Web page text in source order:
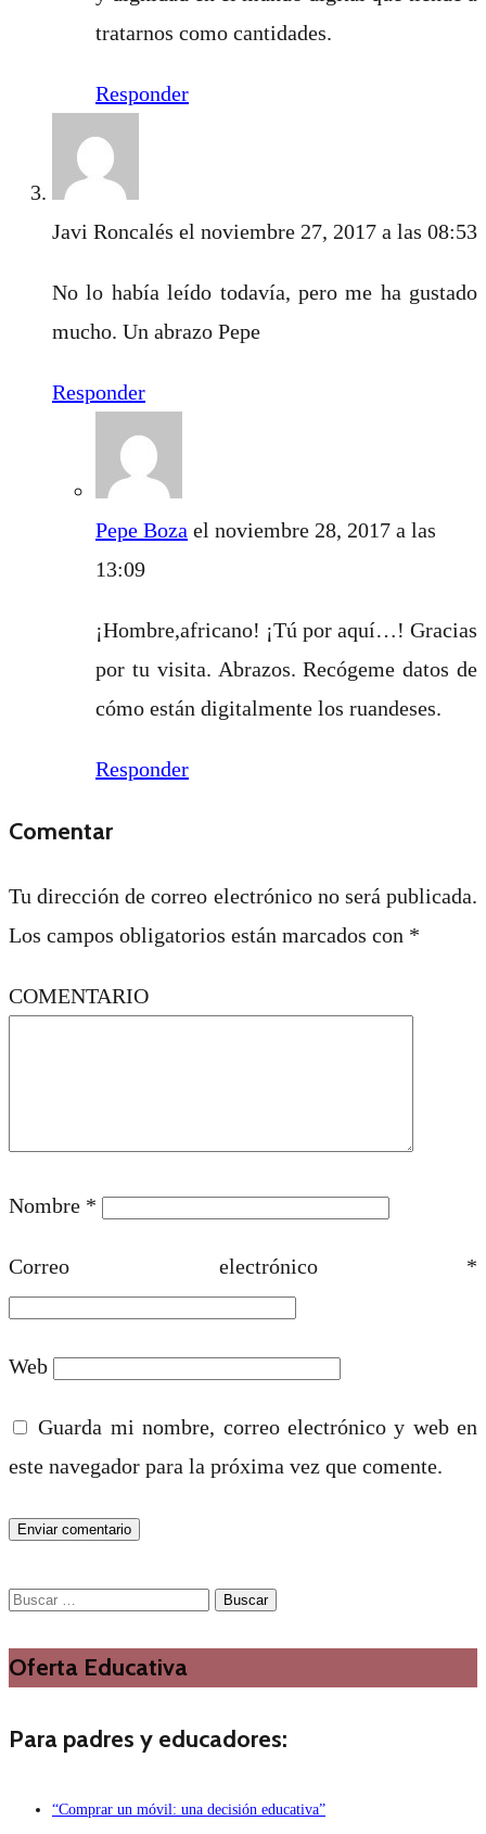
tratarnos como cantidades.
Responder
Javi Roncalés el noviembre 27, 2017 a las 08:53
No lo había leído todavía, pero me ha gustado
mucho. Un abrazo Pepe
Responder
Pepe Boza el noviembre 28, 2017 a las
13:09
¡Hombre,africano! ¡Tú por aquí…! Gracias
por tu visita. Abrazos. Recógeme datos de
cómo están digitalmente los ruandeses.
Responder
Comentar
Tu dirección de correo electrónico no será publicada.
Los campos obligatorios están marcados con *
COMENTARIO
Nombre *
Correo electrónico *
Web
Guarda mi nombre, correo electrónico y web en
este navegador para la próxima vez que comente.
Buscar:
Oferta Educativa
Para padres y educadores:
“Comprar un móvil: una decisión educativa”